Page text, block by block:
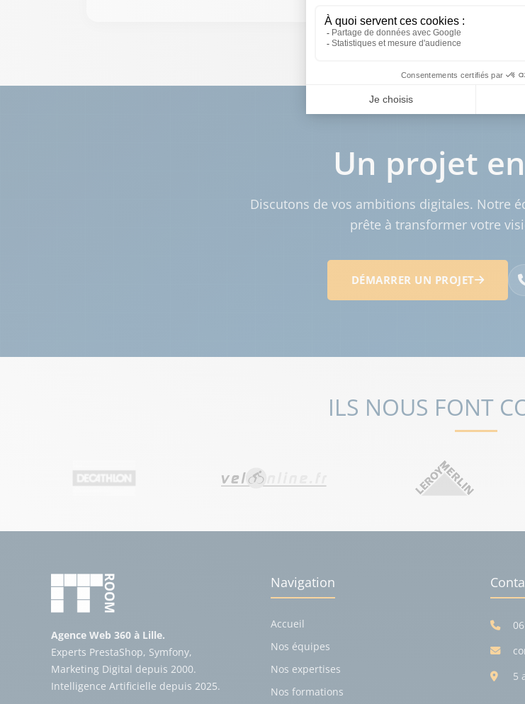
Un projet
Discutons de vos ambitions digitales. Notre
prête à transformer votre
DÉMARRER UN PROJET
ILS NOUS FONT
Agence Web 360 à Lille.
Experts PrestaShop, Symfony,
Marketing Digital depuis 2000.
Intelligence Artificielle depuis 2025.
Navigation
Accueil
Nos équipes
Nos expertises
Nos formations
5